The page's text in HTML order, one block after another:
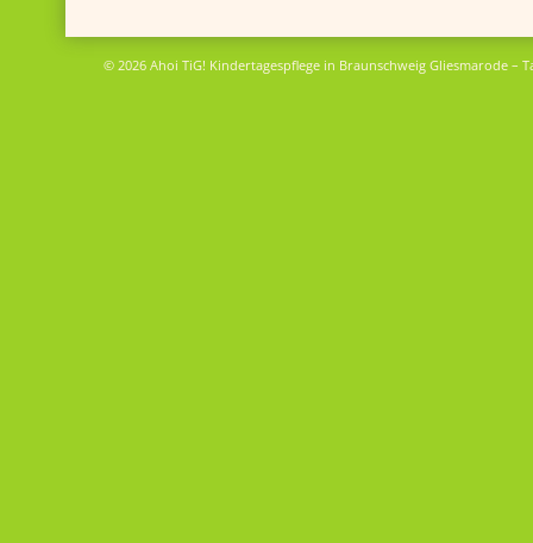
© 2026 Ahoi TiG! Kindertagespflege in Braunschweig Gliesmarode –